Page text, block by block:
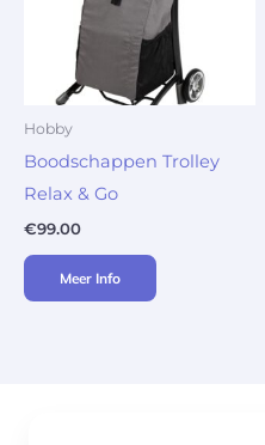
Hobby
Boodschappen Trolley
Relax & Go
€99.00
Meer Info